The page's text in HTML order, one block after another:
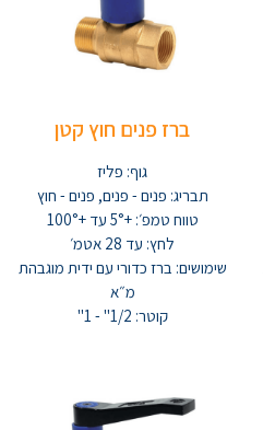
ברז פנים חוץ קטן
גוף: פליז
תבריג: פנים - פנים, פנים - חוץ
טווח טמפ׳: +5° עד +100°
לחץ: עד 28 אטמ׳
שימושים: ברז כדורי עם ידית מוגבהת
מ״א
קוטר: 1/2" - 1"